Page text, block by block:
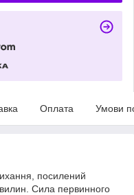
Оплата Умови
посилений
Сила первинного